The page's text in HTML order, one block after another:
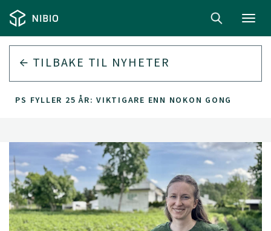
TILBAKE TIL NYHETER
VIPS FYLLER 25 ÅR: VIKTIGARE ENN NOKON GONG